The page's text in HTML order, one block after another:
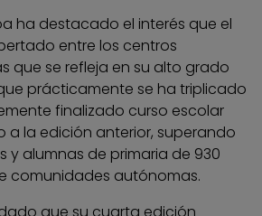
ha destacado el interés que el
entre los centros
que se refleja en su alto grado
prácticamente se ha triplicado
finalizado curso escolar
a la edición anterior, superando
y alumnas de primaria de 930
comunidades autónomas.